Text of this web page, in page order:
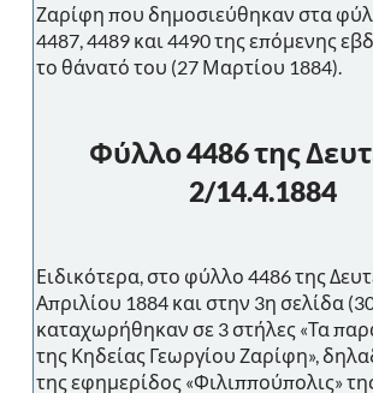
Ζαρίφη που δημοσιεύθηκαν στα
4487, 4489 και 4490 της επόμενης
το θάνατό του (27 Μαρτίου 1884).
Φύλλο 4486 της
2/14.4.1884
Ειδικότερα, στο φύλλο 4486 της
Απριλίου 1884 και στην 3η σελίδα
καταχωρήθηκαν σε 3 στήλες «Τα
της Κηδείας Γεωργίου Ζαρίφη»,
της εφημερίδος «Φιλιππούπολις»